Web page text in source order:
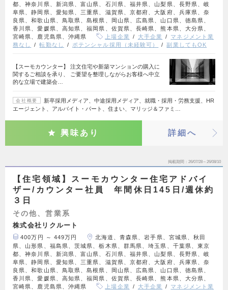
都、神奈川県、新潟県、富山県、石川県、福井県、山梨県、長野県、岐
阜県、静岡県、愛知県、三重県、滋賀県、京都府、大阪府、兵庫県、奈
良県、和歌山県、鳥取県、島根県、岡山県、広島県、山口県、徳島県、
香川県、愛媛県、高知県、福岡県、佐賀県、長崎県、熊本県、大分県、
宮崎県、鹿児島県、沖縄県
上場企業 大手企業
マネジメント業
務なし
転勤なし ポテンシャル採用（未経験可） 副業してもOK
【スーモカウンター】 注文住宅や新築マンションの購入に
関するご相談を承り、 ご要望を整理しながらお客様へ中立
的な立場で建築会…
会社概要
新卒採用メディア、中途採用メディア、就職・採用・労務支援、HR
エージェント、アルバイト・パート、住まい、マリッジ＆ファミ…
興味あり 詳細へ
掲載期間 26/07/28～26/08/10
【住宅領域】スーモカウンター住宅アドバイ
ザー/カウンター社員 年間休日145日/週休約
３日
その他、営業系
株式会社リクルート
400万円 ～ 449万円
北海道、青森県、岩手県、宮城県、秋田
県、山形県、福島県、茨城県、栃木県、群馬県、埼玉県、千葉県、東京
都、神奈川県、新潟県、富山県、石川県、福井県、山梨県、長野県、岐
阜県、静岡県、愛知県、三重県、滋賀県、京都府、大阪府、兵庫県、奈
良県、和歌山県、鳥取県、島根県、岡山県、広島県、山口県、徳島県、
香川県、愛媛県、高知県、福岡県、佐賀県、長崎県、熊本県、大分県、
宮崎県、鹿児島県、沖縄県
上場企業 大手企業
マネジメント業